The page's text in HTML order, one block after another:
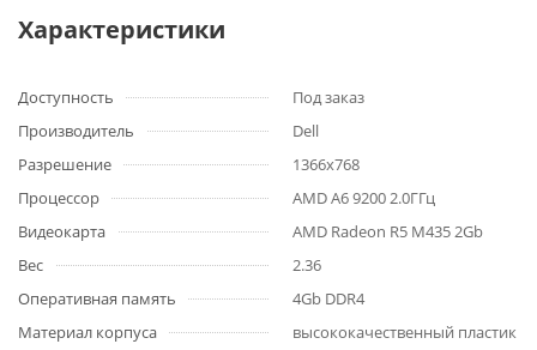
Характеристики
Доступность
Под заказ
Производитель
Dell
Разрешение
1366x768
Процессор
AMD A6 9200 2.0ГГц
Видеокарта
AMD Radeon R5 M435 2Gb
Вес
2.36
Оперативная память
4Gb DDR4
Материал корпуса
высококачественный пластик